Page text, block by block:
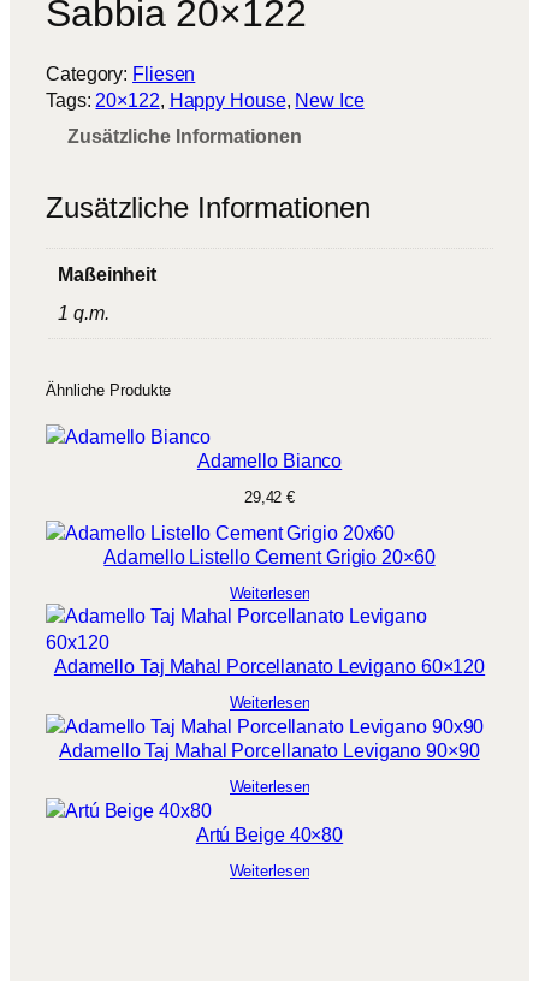
Sabbia 20×122
Category: Fliesen
Tags: 20×122, Happy House, New Ice
Zusätzliche Informationen
Zusätzliche Informationen
Maßeinheit
1 q.m.
Ähnliche Produkte
Adamello Bianco
29,42€
Adamello Listello Cement Grigio 20×60
Weiterlesen
Adamello Taj Mahal Porcellanato Levigano 60×120
Weiterlesen
Adamello Taj Mahal Porcellanato Levigano 90×90
Weiterlesen
Artú Beige 40×80
Weiterlesen